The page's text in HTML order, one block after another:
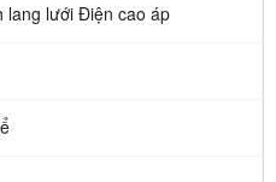
lang lưới Điện cao áp